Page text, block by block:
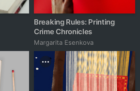
Breaking Rules: Printing
Crime Chronicles
Margarita Esenkova